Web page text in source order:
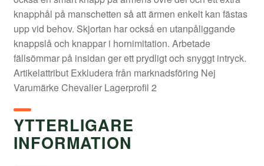
knapphål på manschetten så att ärmen enkelt kan fästas
upp vid behov. Skjortan har också en utanpåliggande
knappslå och knappar i hornimitation. Arbetade
fällsömmar på insidan ger ett prydligt och snyggt intryck.
Artikelattribut Exkludera från marknadsföring Nej
Varumärke Chevalier Lagerprofil 2
YTTERLIGARE
INFORMATION